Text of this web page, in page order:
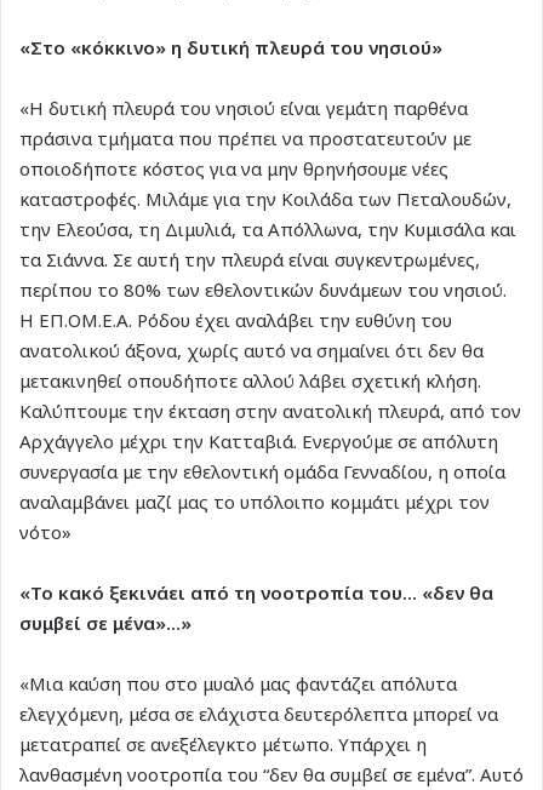
«Στο «κόκκινο» η δυτική πλευρά του νησιού»
«Η δυτική πλευρά του νησιού είναι γεμάτη παρθένα
πράσινα τμήματα που πρέπει να προστατευτούν με
οποιοδήποτε κόστος για να μην θρηνήσουμε νέες
καταστροφές. Μιλάμε για την Κοιλάδα των Πεταλουδών,
την Ελεούσα, τη Διμυλιά, τα Απόλλωνα, την Κυμισάλα και
τα Σιάννα. Σε αυτή την πλευρά είναι συγκεντρωμένες,
περίπου το 80% των εθελοντικών δυνάμεων του νησιού.
Η ΕΠ.ΟΜ.Ε.Α. Ρόδου έχει αναλάβει την ευθύνη του
ανατολικού άξονα, χωρίς αυτό να σημαίνει ότι δεν θα
μετακινηθεί οπουδήποτε αλλού λάβει σχετική κλήση.
Καλύπτουμε την έκταση στην ανατολική πλευρά, από τον
Αρχάγγελο μέχρι την Κατταβιά. Ενεργούμε σε απόλυτη
συνεργασία με την εθελοντική ομάδα Γενναδίου, η οποία
αναλαμβάνει μαζί μας το υπόλοιπο κομμάτι μέχρι τον
νότο»
«Το κακό ξεκινάει από τη νοοτροπία του… «δεν θα
συμβεί σε μένα»…»
«Μια καύση που στο μυαλό μας φαντάζει απόλυτα
ελεγχόμενη, μέσα σε ελάχιστα δευτερόλεπτα μπορεί να
μετατραπεί σε ανεξέλεγκτο μέτωπο. Υπάρχει η
λανθασμένη νοοτροπία του “δεν θα συμβεί σε εμένα”. Αυτό